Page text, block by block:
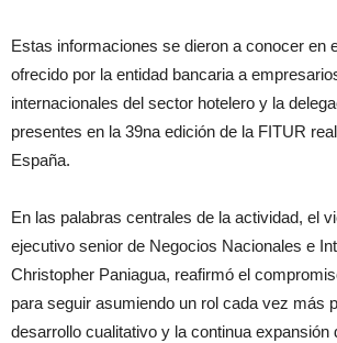
Estas informaciones se dieron a conocer en
ofrecido por la entidad bancaria a
internacionales del sector hotelero y la
presentes en la 39na edición de la FITUR
España.
En las palabras centrales de la actividad, el
ejecutivo senior de Negocios Nacionales e
Christopher Paniagua, reafirmó el
para seguir asumiendo un rol cada vez más
desarrollo cualitativo y la continua expansión